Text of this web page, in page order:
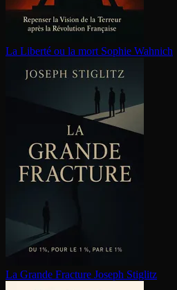
La Liberté ou la mort Sophie Wahnich
La Grande Fracture Joseph Stiglitz